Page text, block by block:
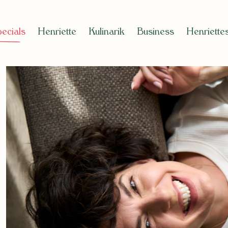
Henriette Kulinarik Business